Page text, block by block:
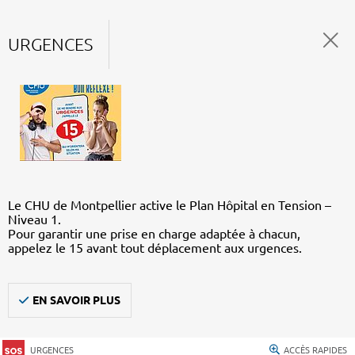
URGENCES
Le CHU de Montpellier active le Plan Hôpital en Tension –
Niveau 1.
Pour garantir une prise en charge adaptée à chacun,
appelez le 15 avant tout déplacement aux urgences.
EN SAVOIR PLUS
URGENCES ACCÈS RAPIDES